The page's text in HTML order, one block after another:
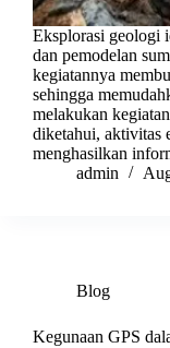
Eksplorasi geologi
dan pemodelan
kegiatannya
sehingga
melakukan
diketahui, aktivitas
menghasilkan
admin
Blog
Kegunaan GPS